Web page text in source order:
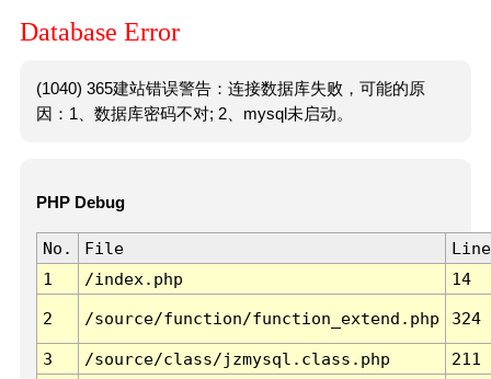
Database Error
(1040) 365建站错误警告：连接数据库失败，可能的原
因：1、数据库密码不对; 2、mysql未启动。
PHP Debug
No. File
Line
1
/index.php 14
2 /source/function/function_extend.php 324
3 /source/class/jzmysql.class.php
211